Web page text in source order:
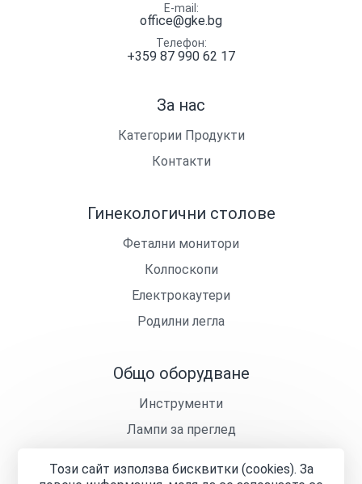
За нас
Категории Продукти
Контакти
Гинекологични столове
Фетални монитори
Колпоскопи
Електрокаутери
Родилни легла
Общо оборудване
Инструменти
Лампи за преглед
E-mail
office@gke.bg
Телефон
+359 87 990 62 17
Този сайт използва бисквитки (cookies). За